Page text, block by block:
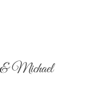
Michael